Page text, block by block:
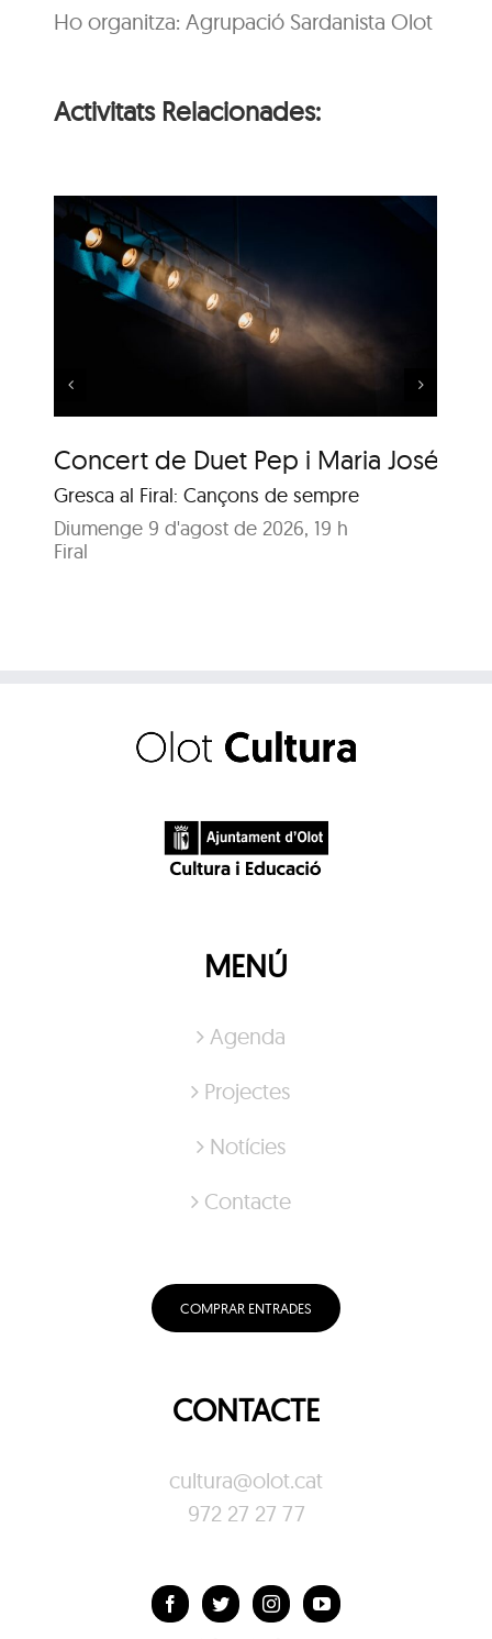
Ho organitza: Agrupació Sardanista Olot
Activitats Relacionades:
Concert de Duet Pep i Maria José
Gresca al Firal: Cançons de sempre
Diumenge 9 d'agost de 2026, 19 h
Firal
Música al Parc: Liza
Wuyts & Bech
MENÚ
Agenda
Projectes
Notícies
Contacte
COMPRAR ENTRADES
CONTACTE
cultura@olot.cat
972 27 27 77